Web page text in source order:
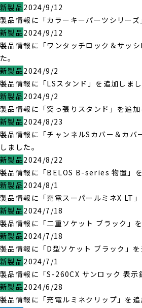
新製品2024/9/12
製品情報に「カラーキーパーツシリーズ
新製品2024/9/12
製品情報に「ワンタッチロック＆サッ
た。
新製品2024/9/2
製品情報に「LSスタンド」を追加しまし
新製品2024/9/2
製品情報に「突っ張りスタンド」を追加
新製品2024/8/23
製品情報に「チャンネルSカバー＆カバ
しました。
新製品2024/8/22
製品情報に「BELOS B-series 物置」を
新製品2024/8/1
製品情報に「充電スーパールミネX LT」
新製品2024/7/18
製品情報に「二重ソケット ブラック」を
新製品2024/7/18
製品情報に「D型ソケット ブラック」を
新製品2024/7/1
製品情報に「S-260CX サンロック 表示
新製品2024/6/28
製品情報に「充電ルミネクリップ」を追